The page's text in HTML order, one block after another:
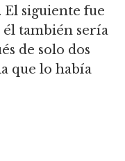
El siguiente fue
él también sería
de solo dos
que lo había